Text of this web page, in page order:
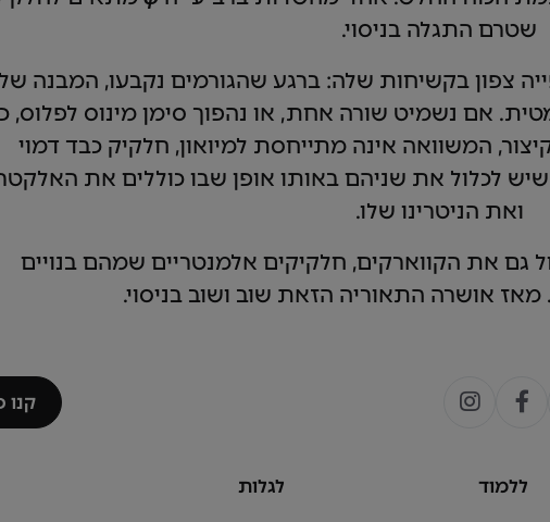
שטרם התגלה בניסוי.
צפון בקשיחות שלה: ברגע שהגורמים נקבעו, המבנה
אם נשמיט שורה אחת, או נהפוך סימן מינוס לפלוס,
המשוואה אינה מתייחסת למיואון, חלקיק כבד דמוי
שיש לכלול את שניהם באותו אופן שבו כוללים את
ואת הניטרינו שלו.
לכלול גם את הקווארקים, חלקיקים אלמנטריים שמהם בנויים
מאז אושרה התאוריה הזאת שוב ושוב בניסוי.
קנו
ללמוד לגלות